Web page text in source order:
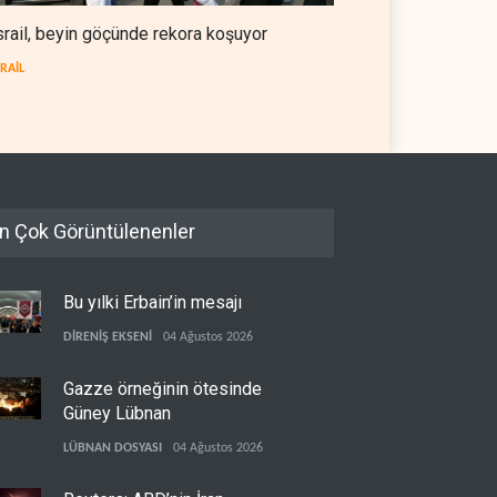
beyin göçünde rekora koşuyor
Çok Görüntülenenler
Bu yılki Erbain’in mesajı
DİRENİŞ EKSENİ 04 Ağustos 2026
Gazze örneğinin ötesinde
Güney Lübnan
LÜBNAN DOSYASI 04 Ağustos 2026